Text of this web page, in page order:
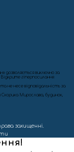
дозволяється виключно за
гіперпосилання
не несе відповідальність за
Скорика Мирослава, будинок,
захищенні.